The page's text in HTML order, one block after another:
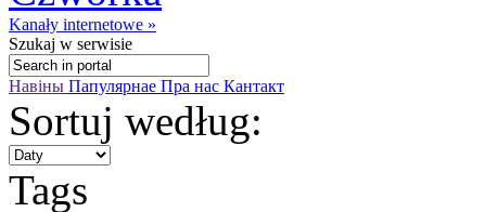
Kanały internetowe »
Szukaj w serwisie
Навіны Папулярнае Пра нас Кантакт
Sortuj według:
Tags